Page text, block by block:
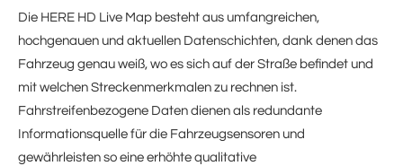
Die HERE HD Live Map besteht aus umfangreichen,
hochgenauen und aktuellen Datenschichten, dank denen das
Fahrzeug genau weiß, wo es sich auf der Straße befindet und
mit welchen Streckenmerkmalen zu rechnen ist.
Fahrstreifenbezogene Daten dienen als redundante
Informationsquelle für die Fahrzeugsensoren und
gewährleisten so eine erhöhte qualitative